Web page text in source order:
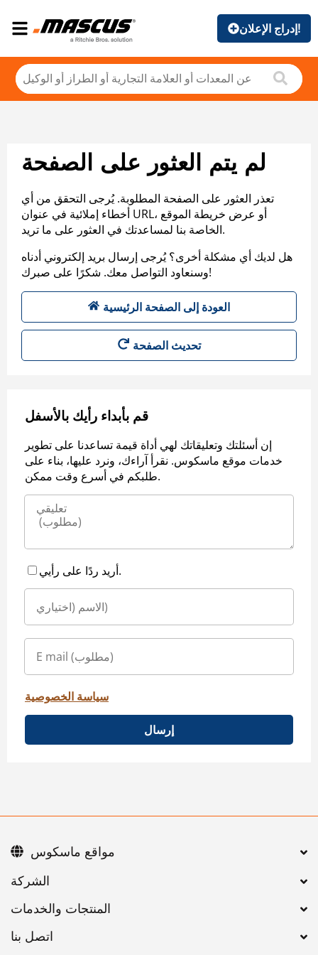
إدراج الإعلان!
لم يتم العثور على الصفحة
تعذر العثور على الصفحة المطلوبة. يُرجى التحقق من أي
أخطاء إملائية في عنوان URL، أو عرض خريطة الموقع
الخاصة بنا لمساعدتك في العثور على ما تريد.
هل لديك أي مشكلة أخرى؟ يُرجى إرسال بريد إلكتروني أدناه
وسنعاود التواصل معك. شكرًا على صبرك!
العودة إلى الصفحة الرئيسية
تحديث الصفحة
قم بأبداء رأيك بالأسفل
إن أسئلتك وتعليقاتك لهي أداة قيمة تساعدنا على تطوير
خدمات موقع ماسكوس. نقرأ آراءك، ونرد عليها، بناء على
طلبكم في أسرع وقت ممكن.
أريد ردًا على رأيي.
سياسة الخصوصية
إرسال
اتصل بنا
مواقع ماسكوس